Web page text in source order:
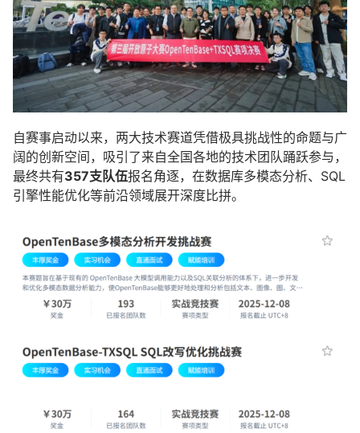
自赛事启动以来，两大技术赛道凭借极具挑战性的命题与广
阔的创新空间，吸引了来自全国各地的技术团队踊跃参与，
最终共有357支队伍报名角逐，在数据库多模态分析、SQL
引擎性能优化等前沿领域展开深度比拼。